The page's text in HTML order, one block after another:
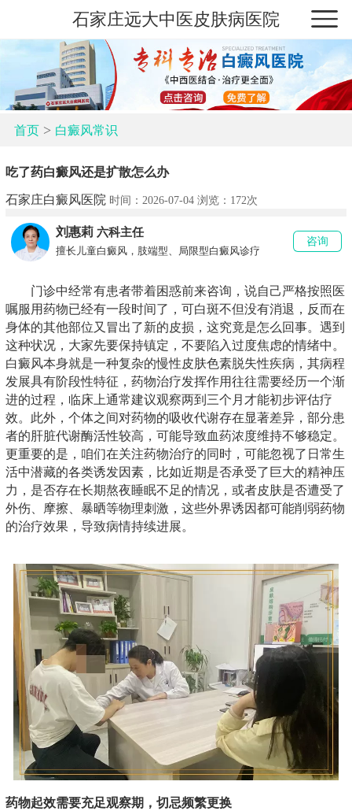
石家庄远大中医皮肤病医院
首页> 白癜风常识
吃了药白癜风还是扩散怎么办
石家庄白癜风医院 时间：2026-07-04 浏览： 172次
刘惠莉 六科主任
擅长儿童白癜风，肢端型、局限型白癜风诊疗
咨询
门诊中经常有患者带着困惑前来咨询，说自己严格按照医
嘱服用药物已经有一段时间了，可白斑不但没有消退，反而在
身体的其他部位又冒出了新的皮损，这究竟是怎么回事。遇到
这种状况，大家先要保持镇定，不要陷入过度焦虑的情绪中。
白癜风本身就是一种复杂的慢性皮肤色素脱失性疾病，其病程
发展具有阶段性特征，药物治疗发挥作用往往需要经历一个渐
进的过程，临床上通常建议观察两到三个月才能初步评估疗
效。此外，个体之间对药物的吸收代谢存在显著差异，部分患
者的肝脏代谢酶活性较高，可能导致血药浓度维持不够稳定。
更重要的是，咱们在关注药物治疗的同时，可能忽视了日常生
活中潜藏的各类诱发因素，比如近期是否承受了巨大的精神压
力，是否存在长期熬夜睡眠不足的情况，或者皮肤是否遭受了
外伤、摩擦、暴晒等物理刺激，这些外界诱因都可能削弱药物
的治疗效果，导致病情持续进展。
药物起效需要充足观察期，切忌频繁更换